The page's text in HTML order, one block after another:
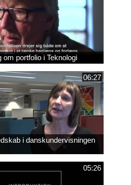
om portfolio i Teknologi
06:27
i danskundervisningen
05:26